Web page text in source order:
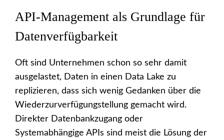
API-Management als Grundlage für
Datenverfügbarkeit
Oft sind Unternehmen schon so sehr damit
ausgelastet, Daten in einen Data Lake zu
replizieren, dass sich wenig Gedanken über die
Wiederzurverfügungstellung gemacht wird.
Direkter Datenbankzugang oder
Systemabhängige APIs sind meist die Lösung der